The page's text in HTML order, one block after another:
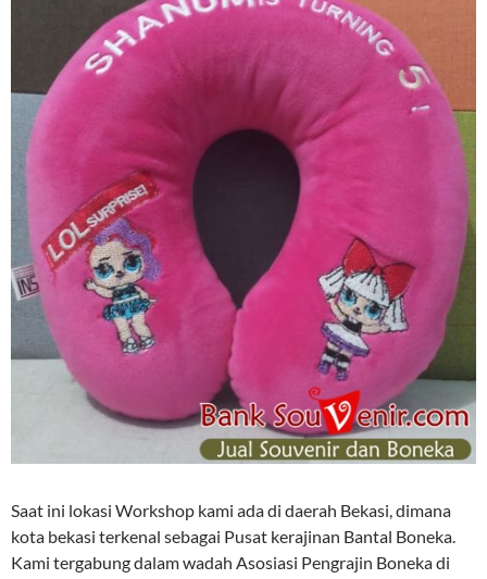
Saat ini lokasi Workshop kami ada di daerah Bekasi, dimana
kota bekasi terkenal sebagai Pusat kerajinan Bantal Boneka.
Kami tergabung dalam wadah Asosiasi Pengrajin Boneka di